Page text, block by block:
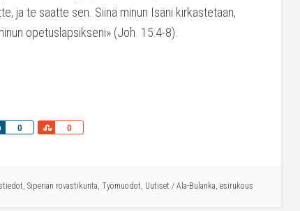
ja te saatte sen. Siinä minun Isäni kirkastetaan,
opetuslapsikseni» (Joh. 15:4-8).
0
Share 0
Share
, Siperian rovastikunta, Työmuodot, Uutiset / Ala-Bulanka, esirukous